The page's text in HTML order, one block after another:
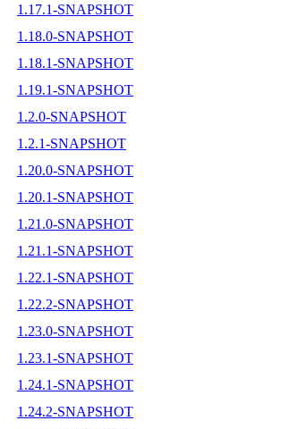
1.17.1-SNAPSHOT
1.18.0-SNAPSHOT
1.18.1-SNAPSHOT
1.19.1-SNAPSHOT
1.2.0-SNAPSHOT
1.2.1-SNAPSHOT
1.20.0-SNAPSHOT
1.20.1-SNAPSHOT
1.21.0-SNAPSHOT
1.21.1-SNAPSHOT
1.22.1-SNAPSHOT
1.22.2-SNAPSHOT
1.23.0-SNAPSHOT
1.23.1-SNAPSHOT
1.24.1-SNAPSHOT
1.24.2-SNAPSHOT